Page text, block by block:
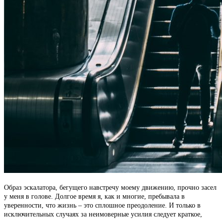
Образ эскалатора, бегущего навстречу моему движению, прочно засел
у меня в голове. Долгое время я, как и многие, пребывала в
уверенности, что жизнь – это сплошное преодоление. И только в
исключительных случаях за неимоверные усилия следует краткое,